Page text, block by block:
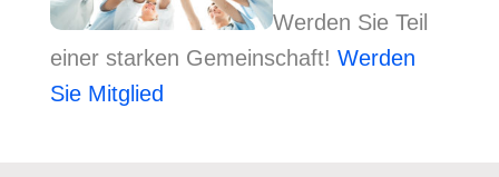
Werden Sie Teil
einer starken Gemeinschaft! Werden
Sie Mitglied